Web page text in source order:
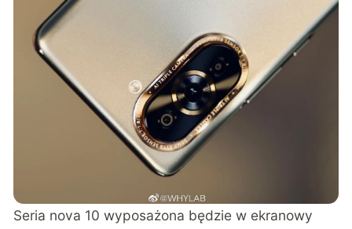
Seria nova 10 wyposażona będzie w ekranowy